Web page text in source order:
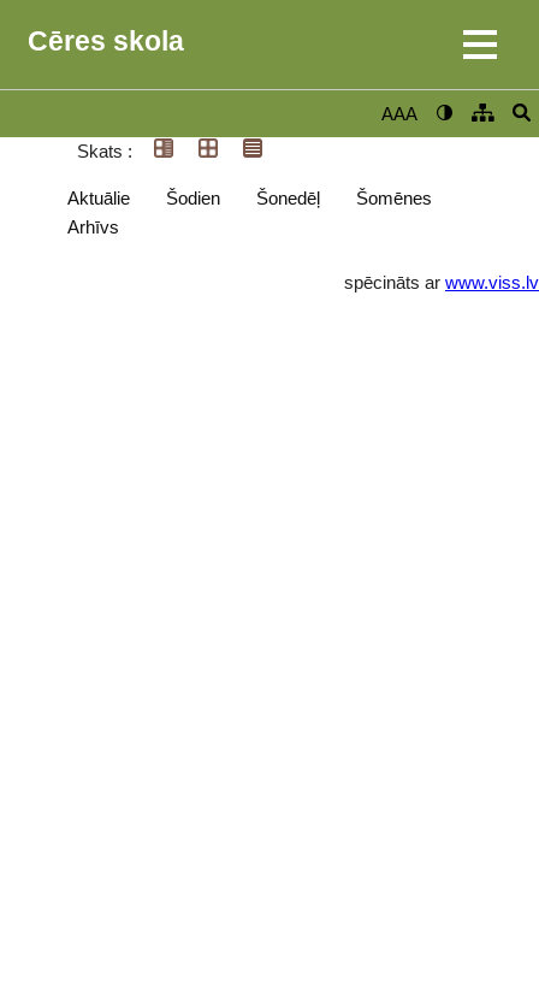
Cēres skola
AAA
Skats :
Aktuālie Šodien Šonedēļ
Šomēnes
Arhīvs
spēcināts ar www.viss.lv